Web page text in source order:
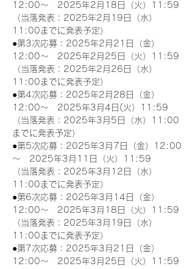
12:00～　2025年2月18日（火）11:59
（当落発表：2025年2月19日（水）
11:00までに発表予定）
●第3次応募：2025年2月21日（金）
12:00～　2025年2月25日（火）11:59
（当落発表：2025年2月26日（水）
11:00までに発表予定）
●第4次応募：2025年2月28日（金）
12:00～　2025年3月4日(火）11:59
（当落発表：2025年3月5日（水）11:00
までに発表予定）
●第5次応募：2025年3月7日（金）12:00
～　2025年3月11日（火）11:59
（当落発表：2025年3月12日（水）
11:00までに発表予定）
●第6次応募：2025年3月14日（金）
12:00～　2025年3月18日（火）11:59
（当落発表：2025年3月19日（水）
11:00までに発表予定）
●第7次応募：2025年3月21日（金）
12:00～　2025年3月25日（火）11:59